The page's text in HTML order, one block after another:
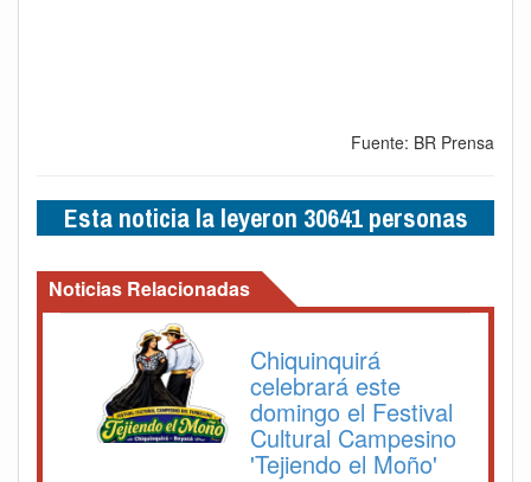
Fuente: BR Prensa
Esta noticia la leyeron 30641 personas
Noticias Relacionadas
Chiquinquirá
celebrará este
domingo el Festival
Cultural Campesino
'Tejiendo el Moño'